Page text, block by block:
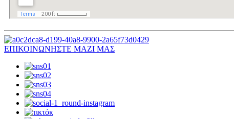
ΕΠΙΚΟΙΝΩΝΗΣΤΕ ΜΑΖΙ ΜΑΣ